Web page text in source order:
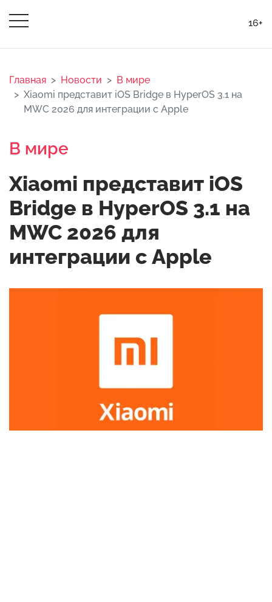
16+
Главная Новости
В мире
Xiaomi представит iOS Bridge в HyperOS 3.1 на
MWC 2026 для интеграции с Apple
В мире
Xiaomi представит iOS
Bridge в HyperOS 3.1 на
MWC 2026 для
интеграции с Apple